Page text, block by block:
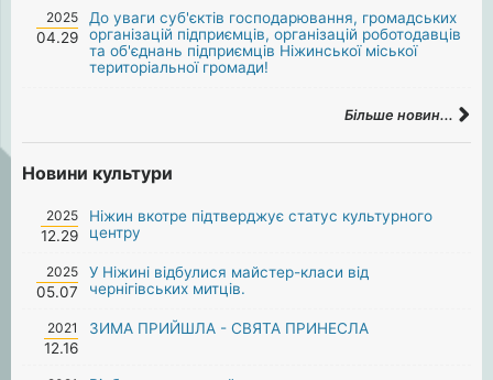
2025
04.29
До уваги суб'єктів господарювання, громадських
організацій підприємців, організацій роботодавців
та об'єднань підприємців Ніжинської міської
територіальної громади!
Більше новин...
Новини культури
2025
12.29
Ніжин вкотре підтверджує статус культурного
центру
2025
05.07
У Ніжині відбулися майстер-класи від
чернігівських митців.
2021
12.16
ЗИМА ПРИЙШЛА - СВЯТА ПРИНЕСЛА